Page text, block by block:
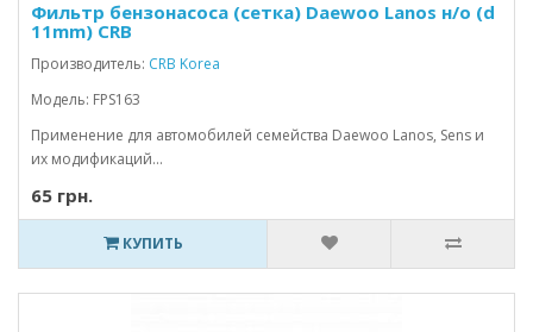
Фильтр бензонасоса (сетка) Daewoo Lanos н/о (d
11mm) CRB
Производитель: CRB Korea
Модель: FPS163
Применение для автомобилей семейства Daewoo Lanos, Sens и
их модификаций...
65 грн.
КУПИТЬ